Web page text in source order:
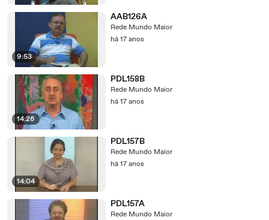
9:53
AAB126A
Rede Mundo Maior
há 17 anos
14:26
PDL158B
Rede Mundo Maior
há 17 anos
14:04
PDL157B
Rede Mundo Maior
há 17 anos
PDL157A
Rede Mundo Maior